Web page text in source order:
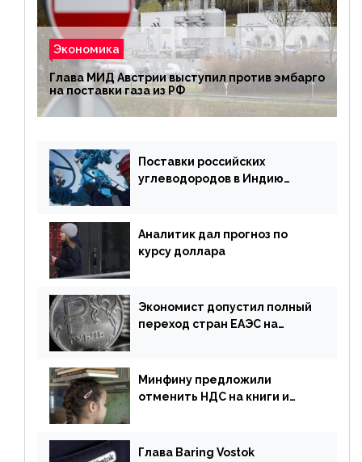
Экономика
Глава МИД Австрии выступил против эмбарго
на поставки газа из РФ
Поставки российских
углеводородов в Индию
Аналитик дал прогноз по
курсу доллара
Экономист допустил полный
переход стран ЕАЭС на
Минфину предложили
отменить НДС на книги и
Глава Baring Vostok